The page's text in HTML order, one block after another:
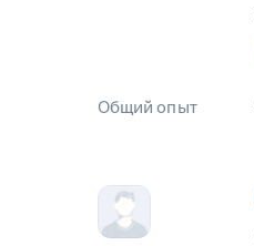
Общий опыт